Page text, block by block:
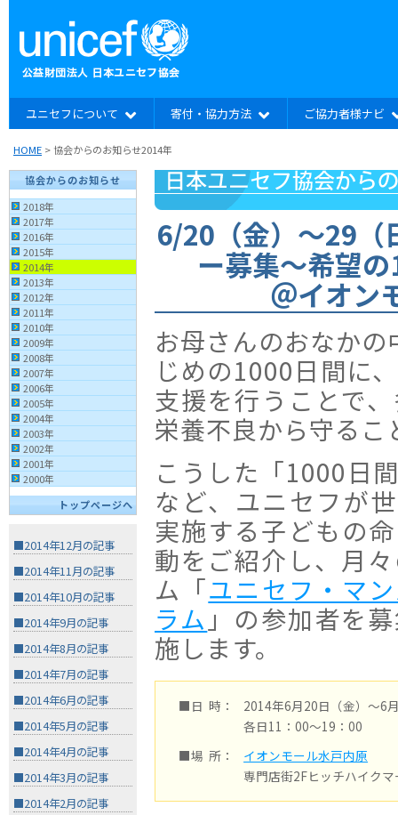
ユニセフについて 寄付・協力方法 ご協力者様ナビ
HOME > 協会からのお知らせ2014年
協会からのお知らせ
2018年
2017年
2016年
2015年
2014年
2013年
2012年
2011年
2010年
2009年
2008年
2007年
2006年
2005年
2004年
2003年
2002年
2001年
2000年
トップページへ
■2014年12月の記事
■2014年11月の記事
■2014年10月の記事
■2014年9月の記事
■2014年8月の記事
■2014年7月の記事
■2014年6月の記事
■2014年5月の記事
■2014年4月の記事
■2014年3月の記事
■2014年2月の記事
6/20（金）〜29（
ー募集〜希望
＠イオン
お母さんのおなか
じめの1000日間に
支援を行うことで
栄養不良から守るこ
こうした「1000日
など、ユニセフが
実施する子どもの
動をご紹介し、月
ム「ユニセフ・マ
ラム 」の参加者を
施します。
■日 時：
2014年6月20日（金）〜6
各日11：00〜19：00
■場 所：
イオンモール水戸内原
専門店街2Fヒッチハイク